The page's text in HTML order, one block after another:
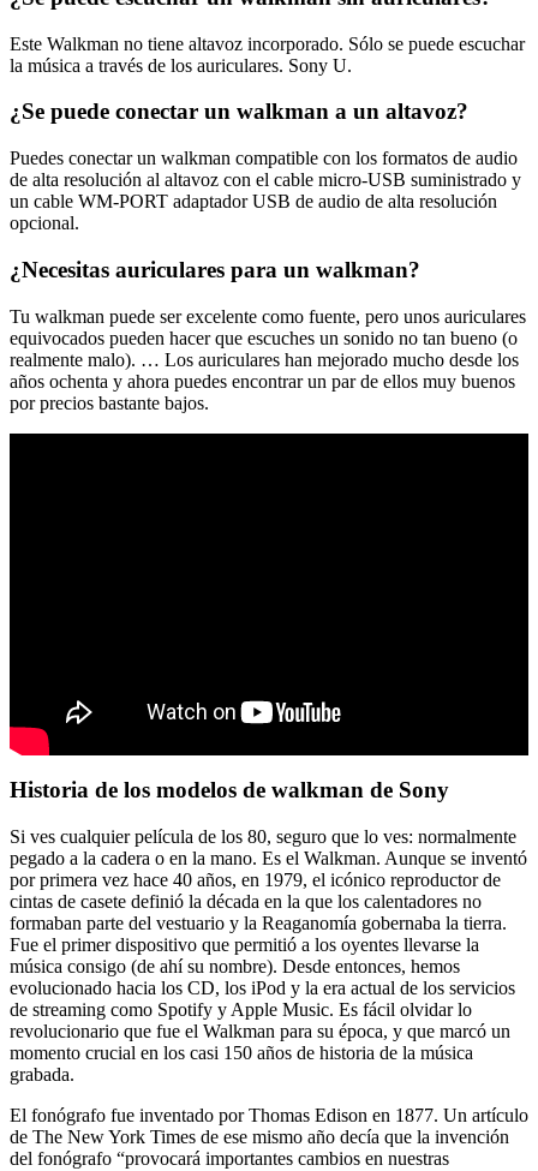
Este Walkman no tiene altavoz incorporado. Sólo se puede escuchar
la música a través de los auriculares. Sony U.
¿Se puede conectar un walkman a un altavoz?
Puedes conectar un walkman compatible con los formatos de audio
de alta resolución al altavoz con el cable micro-USB suministrado y
un cable WM-PORT adaptador USB de audio de alta resolución
opcional.
¿Necesitas auriculares para un walkman?
Tu walkman puede ser excelente como fuente, pero unos auriculares
equivocados pueden hacer que escuches un sonido no tan bueno (o
realmente malo). … Los auriculares han mejorado mucho desde los
años ochenta y ahora puedes encontrar un par de ellos muy buenos
por precios bastante bajos.
Historia de los modelos de walkman de Sony
Si ves cualquier película de los 80, seguro que lo ves: normalmente
pegado a la cadera o en la mano. Es el Walkman. Aunque se inventó
por primera vez hace 40 años, en 1979, el icónico reproductor de
cintas de casete definió la década en la que los calentadores no
formaban parte del vestuario y la Reaganomía gobernaba la tierra.
Fue el primer dispositivo que permitió a los oyentes llevarse la
música consigo (de ahí su nombre). Desde entonces, hemos
evolucionado hacia los CD, los iPod y la era actual de los servicios
de streaming como Spotify y Apple Music. Es fácil olvidar lo
revolucionario que fue el Walkman para su época, y que marcó un
momento crucial en los casi 150 años de historia de la música
grabada.
El fonógrafo fue inventado por Thomas Edison en 1877. Un artículo
de The New York Times de ese mismo año decía que la invención
del fonógrafo “provocará importantes cambios en nuestras